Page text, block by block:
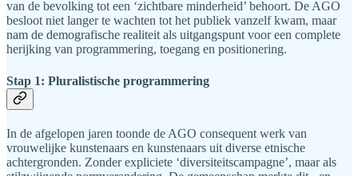
van de bevolking tot een ‘zichtbare minderheid’ behoort. De AGO
besloot niet langer te wachten tot het publiek vanzelf kwam, maar
nam de demografische realiteit als uitgangspunt voor een complete
herijking van programmering, toegang en positionering.
Stap 1: Pluralistische programmering
In de afgelopen jaren toonde de AGO consequent werk van
vrouwelijke kunstenaars en kunstenaars uit diverse etnische
achtergronden. Zonder expliciete ‘diversiteitscampagne’, maar als